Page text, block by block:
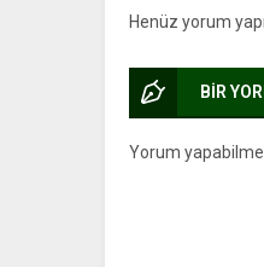
Henüz yorum
BİR
Yorum